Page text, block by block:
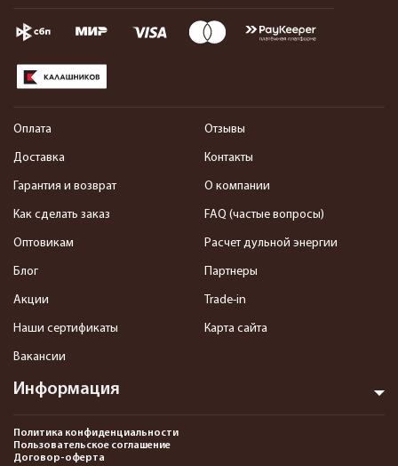
Информация
Оплата
Доставка
Гарантия и возврат
Как сделать заказ
Оптовикам
Блог
Акции
Наши сертификаты
Вакансии
Отзывы
Контакты
О компании
FAQ (частые вопросы)
Расчет дульной энергии
Партнеры
Trade-in
Карта сайта
Политика конфиденциальности
Пользовательское соглашение
Договор-оферта